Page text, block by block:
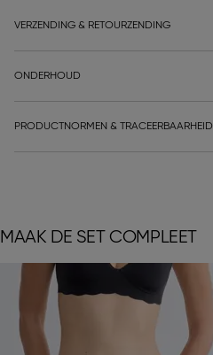
VERZENDING & RETOURZENDING
ONDERHOUD
PRODUCTNORMEN & TRACEERBAARHEID
MAAK DE SET COMPLEET